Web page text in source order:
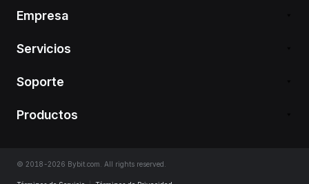
Empresa
Servicios
Soporte
Productos
© 2018-2026 Bybit.com. All rights reserved.